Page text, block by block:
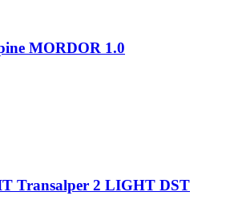
MORDOR 1.0
Transalper 2 LIGHT DST